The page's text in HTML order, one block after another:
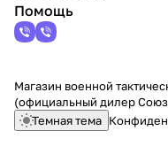
Помощь
Магазин военной
(официальный дилер
Темная тема